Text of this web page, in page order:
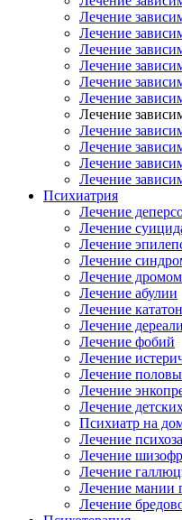
Лечение
Лечение
Лечение
Лечение
Лечение
Лечение
Лечение
Лечение
Лечение
Лечение
Лечение
Психиатрия
Лечение
Лечение
Лечение
Лечение
Лечение
Лечение абулии
Лечение
Лечение
Лечение фобий
Лечение
Лечение
Лечение
Лечение
Психиатр на
Лечение психоза
Лечение
Лечение
Лечение мании
Лечение